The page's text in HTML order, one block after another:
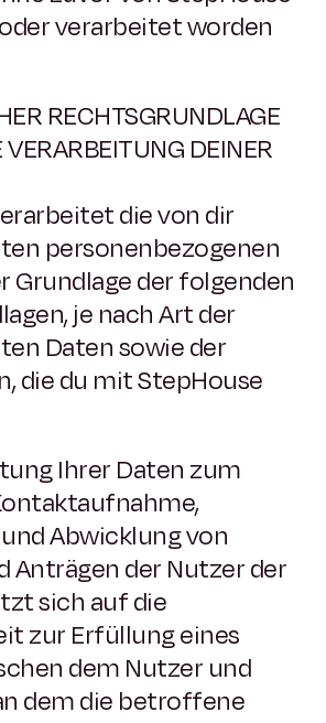
verarbeitet worden
RECHTSGRUNDLAGE
VERARBEITUNG DEINER
die von dir
personenbezogenen
Grundlage der folgenden
je nach Art der
Daten sowie der
die du mit StepHouse
Ihrer Daten zum
Abwicklung von
Anträgen der Nutzer der
sich auf die
zur Erfüllung eines
dem Nutzer und
dem die betroffene